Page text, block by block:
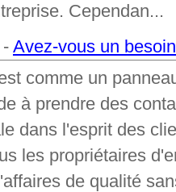
Cependan...
Avez-vous un
comme un
à prendre des
dans l'esprit des
les propriétaires
de qualité